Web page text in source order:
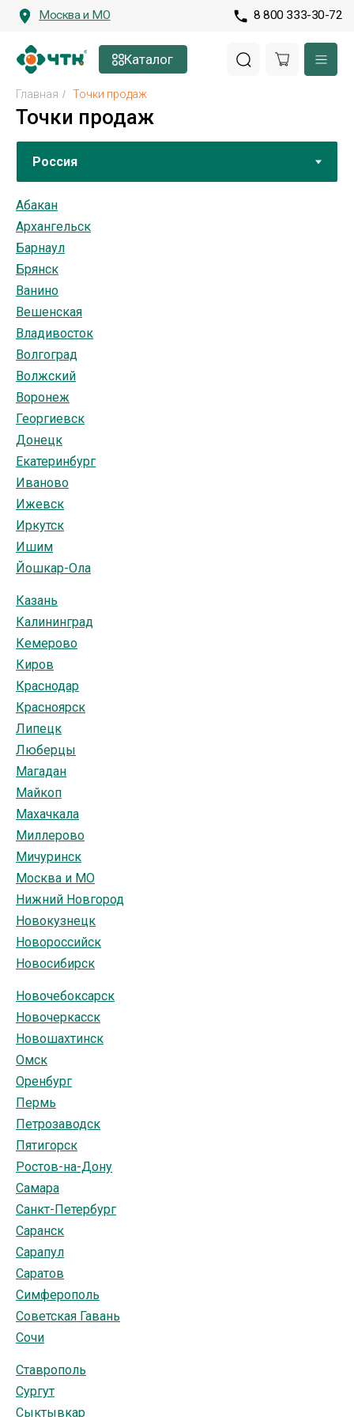
Москва и МО 8 800 333-30-72
Главная / Точки продаж
Точки продаж
Абакан
Архангельск
Барнаул
Брянск
Ванино
Вешенская
Владивосток
Волгоград
Волжский
Воронеж
Георгиевск
Донецк
Екатеринбург
Иваново
Ижевск
Иркутск
Ишим
Йошкар-Ола
Казань
Калининград
Кемерово
Киров
Краснодар
Красноярск
Липецк
Люберцы
Магадан
Майкоп
Махачкала
Миллерово
Мичуринск
Москва и МО
Нижний Новгород
Новокузнецк
Новороссийск
Новосибирск
Новочебоксарск
Новочеркасск
Новошахтинск
Омск
Оренбург
Пермь
Петрозаводск
Пятигорск
Ростов-на-Дону
Самара
Санкт-Петербург
Саранск
Сарапул
Саратов
Симферополь
Советская Гавань
Сочи
Ставрополь
Сургут
Сыктывкар